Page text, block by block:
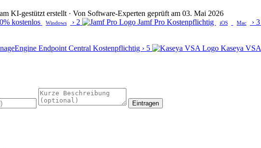
KI-gestützt erstellt · Von Software-Experten geprüft am 03. Mai 2026
kostenlos Windows › 2 Jamf Pro Kostenpflichtig iOS Mac › 3
Endpoint Central Kostenpflichtig › 5 Kaseya VSA
Eintragen